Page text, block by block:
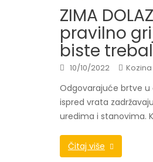
ZIMA
pravilno
biste
10/10/2022 Kozina
Odgovarajuće brtve u
ispred vrata
uredima i stanovima.
Čitaj više